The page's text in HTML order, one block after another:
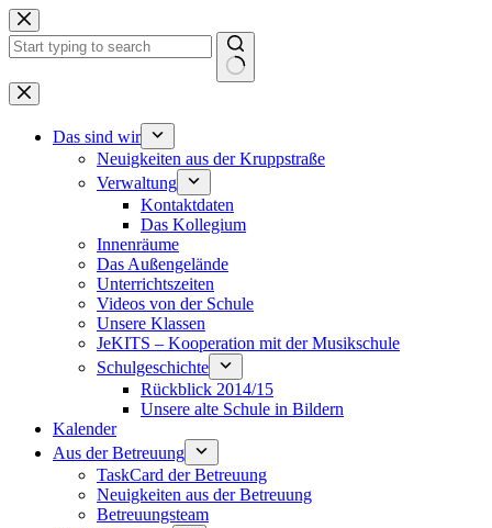
Zum
Inhalt
springen
Keine
Ergebnisse
Das sind wir
Neuigkeiten aus der Kruppstraße
Verwaltung
Kontaktdaten
Das Kollegium
Innenräume
Das Außengelände
Unterrichtszeiten
Videos von der Schule
Unsere Klassen
JeKITS – Kooperation mit der Musikschule
Schulgeschichte
Rückblick 2014/15
Unsere alte Schule in Bildern
Kalender
Aus der Betreuung
TaskCard der Betreuung
Neuigkeiten aus der Betreuung
Betreuungsteam